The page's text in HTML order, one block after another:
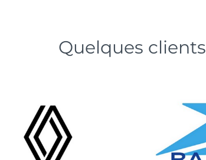
Quelques clients